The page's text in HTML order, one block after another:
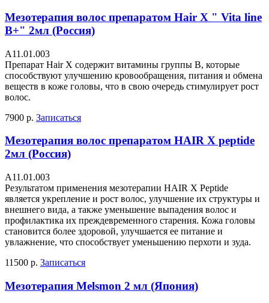
Мезотерапия волос препаратом Hair X " Vita line
B+" 2мл (Россия)
А11.01.003
Препарат Hair X содержит витамины группы В, которые
способствуют улучшению кровообращения, питания и обмена
веществ в коже головы, что в свою очередь стимулирует рост
волос.
7900 р. Записаться
Мезотерапия волос препаратом HAIR X peptide
2мл (Россия)
А11.01.003
Результатом применения мезотерапии HAIR X Peptide
является укрепление и рост волос, улучшение их структуры и
внешнего вида, а также уменьшение выпадения волос и
профилактика их преждевременного старения. Кожа головы
становится более здоровой, улучшается ее питание и
увлажнение, что способствует уменьшению перхоти и зуда.
11500 р. Записаться
Мезотерапия Melsmon 2 мл (Япония)